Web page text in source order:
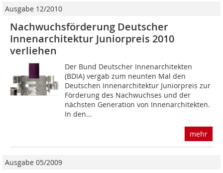
Ausgabe 12/2010
Nachwuchsförderung Deutscher
Innenarchitektur Juniorpreis 2010
verliehen
Der Bund Deutscher Innenarchitekten
(BDIA) vergab zum neunten Mal den
Deutschen Innenarchitektur Juniorpreis zur
Förderung des Nachwuchses und der
nächsten Generation von Innenarchitekten.
In den...
mehr
Ausgabe 05/2009